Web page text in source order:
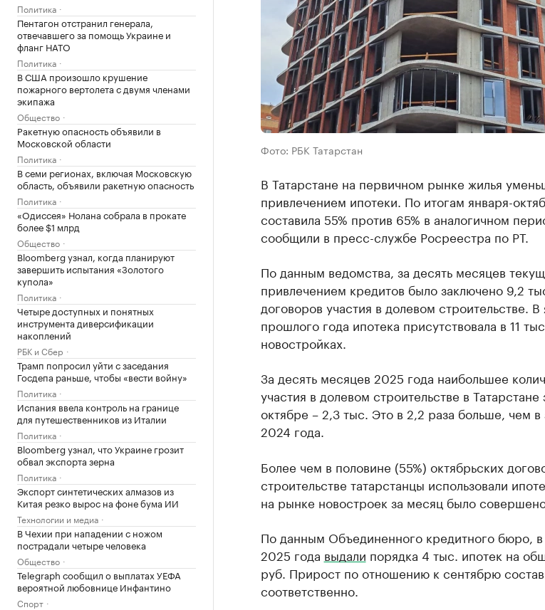
Политика
Пентагон отстранил генерала,
отвечавшего за помощь Украине и
фланг НАТО
Политика
В США произошло крушение
пожарного вертолета с двумя членами
экипажа
Общество
Ракетную опасность объявили в
Московской области
Политика
В семи регионах, включая Московскую
область, объявили ракетную опасность
Политика
«Одиссея» Нолана собрала в прокате
более $1 млрд
Общество
Bloomberg узнал, когда планируют
завершить испытания «Золотого
купола»
Политика
Четыре доступных и понятных
инструмента диверсификации
накоплений
РБК и Сбер
Трамп попросил уйти с заседания
Госдепа раньше, чтобы «вести войну»
Политика
Испания ввела контроль на границе
для путешественников из Италии
Политика
Bloomberg узнал, что Украине грозит
обвал экспорта зерна
Политика
Экспорт синтетических алмазов из
Китая резко вырос на фоне бума ИИ
Технологии и медиа
В Чехии при нападении с ножом
пострадали четыре человека
Общество
Telegraph сообщил о выплатах УЕФА
вероятной любовнице Инфантино
Спорт
Фото: РБК Татарстан
В Татарстане на первичном рынке жилья
привлечением ипотеки. По итогам января-
составила 55% против 65% в аналогичном
сообщили в пресс-службе Росреестра по РТ.
По данным ведомства, за десять месяцев
привлечением кредитов было заключено 9,2
договоров участия в долевом строительстве.
прошлого года ипотека присутствовала в 11
новостройках.
За десять месяцев 2025 года наибольшее
участия в долевом строительстве в
октябре – 2,3 тыс. Это в 2,2 раза больше, чем
2024 года.
Более чем в половине (55%) октябрьских
строительстве татарстанцы использовали
на рынке новостроек за месяц было
По данным Объединенного кредитного бюро, в
2025 года выдали порядка 4 тыс. ипотек на
руб. Прирост по отношению к сентябрю
соответственно.